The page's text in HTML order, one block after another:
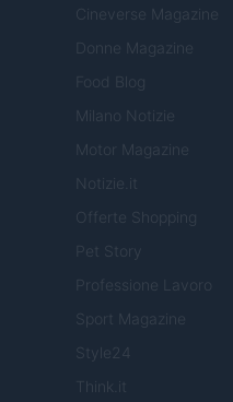
Cineverse Magazine
Donne Magazine
Food Blog
Milano Notizie
Motor Magazine
Notizie.it
Offerte Shopping
Pet Story
Professione Lavoro
Sport Magazine
Style24
Think.it